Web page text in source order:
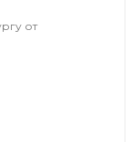
от